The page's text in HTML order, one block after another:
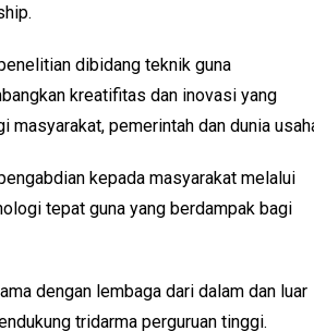
dibidang teknik guna
kreatifitas dan inovasi yang
masyarakat, pemerintah dan dunia
kepada masyarakat melalui
tepat guna yang berdampak bagi
dengan lembaga dari dalam dan luar
tridarma perguruan tinggi.